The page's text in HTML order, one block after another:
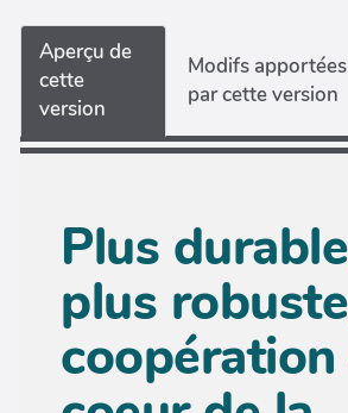
Aperçu de
cette
version
Modifs apportées
par cette version
Plus
plus
coopération